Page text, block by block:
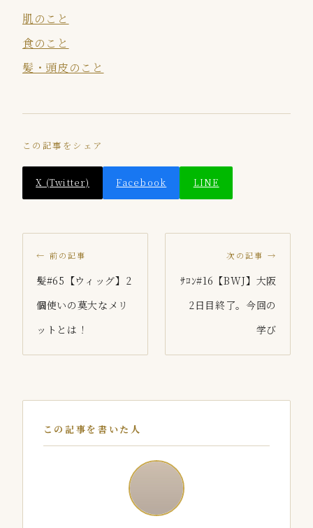
肌のこと
食のこと
髪・頭皮のこと
この記事をシェア
X (Twitter) Facebook LINE
← 前の記事
髪#65【ウィッグ】2
個使いの莫大なメリ
ットとは！
次の記事 →
ｻﾛﾝ#16【BWJ】大阪
2日目終了。今回の
学び
この記事を書いた人